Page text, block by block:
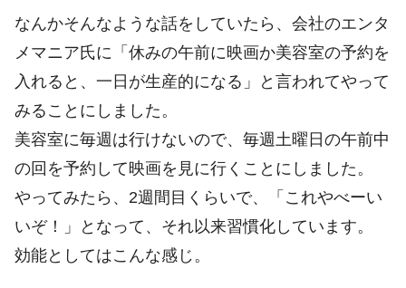
なんかそんなような話をしていたら、会社のエンタ
メマニア氏に「休みの午前に映画か美容室の予約を
入れると、一日が生産的になる」と言われてやって
みることにしました。
美容室に毎週は行けないので、毎週土曜日の午前中
の回を予約して映画を見に行くことにしました。
やってみたら、2週間目くらいで、「これやべーい
いぞ！」となって、それ以来習慣化しています。
効能としてはこんな感じ。